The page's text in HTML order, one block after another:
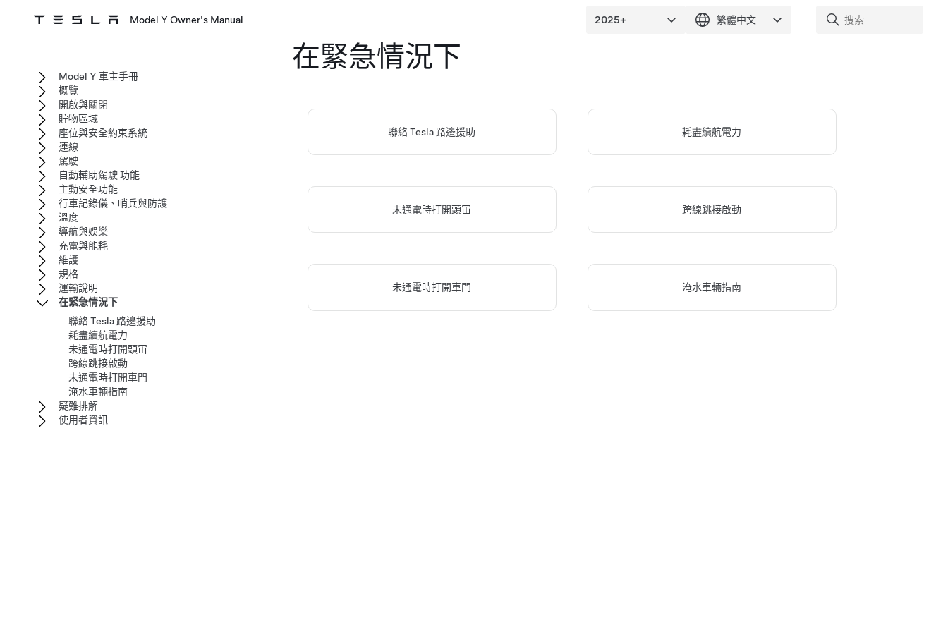
Model Y Owner's Manual
在緊急情況下
聯絡 Tesla 路邊援助 耗盡續航電力
未通電時打開頭冚 跨線跳接啟動
未通電時打開車門 淹水車輛指南
Model Y 車主手冊
概覽
開啟與關閉
貯物區域
座位與安全約束系統
連線
駕駛
自動輔助駕駛 功能
主動安全功能
行車記錄儀、哨兵與防護
溫度
導航與娛樂
充電與能耗
維護
規格
運輸說明
在緊急情況下
聯絡 Tesla 路邊援助
耗盡續航電力
未通電時打開頭冚
跨線跳接啟動
未通電時打開車門
淹水車輛指南
疑難排解
使用者資訊